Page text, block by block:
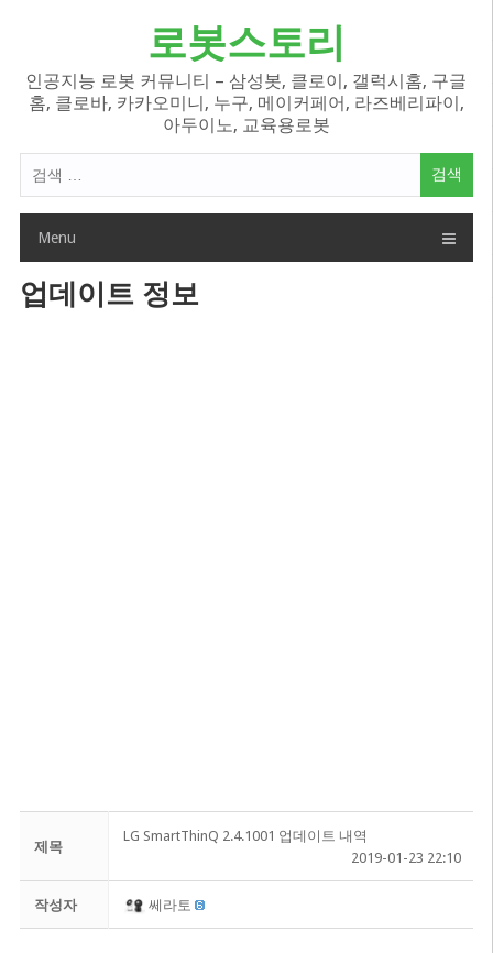
로봇스토리
인공지능 로봇 커뮤니티 – 삼성봇, 클로이, 갤럭시홈, 구글
홈, 클로바, 카카오미니, 누구, 메이커페어, 라즈베리파이,
아두이노, 교육용로봇
색
Menu
업데이트 정보
제목
LG SmartThinQ 2.4.1001 업데이트 내역
2019-01-23 22:10
작성자 쎄라토